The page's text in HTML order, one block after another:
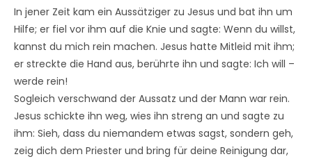
In jener Zeit kam ein Aussätziger zu Jesus und bat ihn um
Hilfe; er fiel vor ihm auf die Knie und sagte: Wenn du willst,
kannst du mich rein machen. Jesus hatte Mitleid mit ihm;
er streckte die Hand aus, berührte ihn und sagte: Ich will –
werde rein!
Sogleich verschwand der Aussatz und der Mann war rein.
Jesus schickte ihn weg, wies ihn streng an und sagte zu
ihm: Sieh, dass du niemandem etwas sagst, sondern geh,
zeig dich dem Priester und bring für deine Reinigung dar,